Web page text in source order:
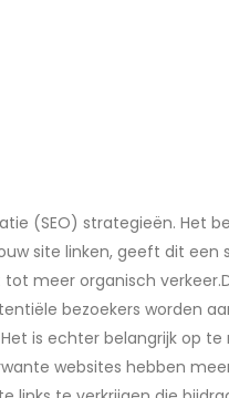
(SEO) strategieën. Het
site linken, geeft dit
meer organisch
bezoekers worden
is echter belangrijk op
websites hebben